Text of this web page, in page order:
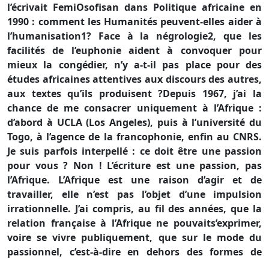
l’écrivait FemiOsofisan dans Politique africaine en
1990 : comment les Humanités peuvent-elles aider à
l’humanisation1? Face à la négrologie2, que les
facilités de l’euphonie aident à convoquer pour
mieux la congédier, n’y a-t-il pas place pour des
études africaines attentives aux discours des autres,
aux textes qu’ils produisent ?Depuis 1967, j’ai la
chance de me consacrer uniquement à l’Afrique :
d’abord à UCLA (Los Angeles), puis à l’université du
Togo, à l’agence de la francophonie, enfin au CNRS.
Je suis parfois interpellé : ce doit être une passion
pour vous ? Non ! L’écriture est une passion, pas
l’Afrique. L’Afrique est une raison d’agir et de
travailler, elle n’est pas l’objet d’une impulsion
irrationnelle. J’ai compris, au fil des années, que la
relation française à l’Afrique ne pouvaits’exprimer,
voire se vivre publiquement, que sur le mode du
passionnel, c’est-à-dire en dehors des formes de